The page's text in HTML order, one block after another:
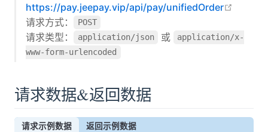
https://pay.jeepay.vip/api/pay/unifiedOrder
请求方式：
POST
请求类型： application/json 或
application/x-
www-form-urlencoded
请求数据&返回数据
请求示例数据 返回示例数据